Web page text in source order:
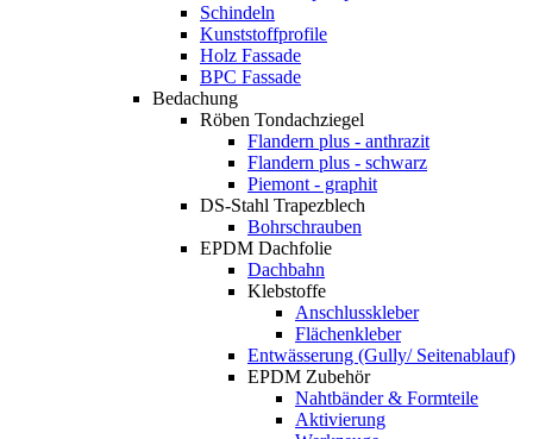
Schindeln
Kunststoffprofile
Holz Fassade
BPC Fassade
Bedachung
Röben Tondachziegel
Flandern plus - anthrazit
Flandern plus - schwarz
Piemont - graphit
DS-Stahl Trapezblech
Bohrschrauben
EPDM Dachfolie
Dachbahn
Klebstoffe
Anschlusskleber
Flächenkleber
Entwässerung (Gully/ Seitenablauf)
EPDM Zubehör
Nahtbänder & Formteile
Aktivierung